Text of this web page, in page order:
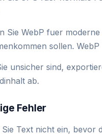
Sie WebP fuer
sollen.
unsicher sind,
ab.
Fehler
Sie Text nicht ein, bevor